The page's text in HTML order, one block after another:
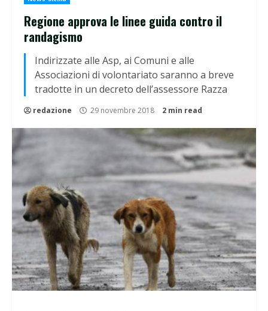
Regione approva le linee guida contro il
randagismo
Indirizzate alle Asp, ai Comuni e alle
Associazioni di volontariato saranno a breve
tradotte in un decreto dell’assessore Razza
redazione 29 novembre 2018 2 min read